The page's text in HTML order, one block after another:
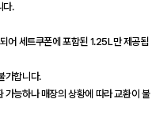
다.
어 세트쿠폰에 포함된 1.25L만 제공됩
가합니다.
가능하나 매장의 상황에 따라 교환이 불